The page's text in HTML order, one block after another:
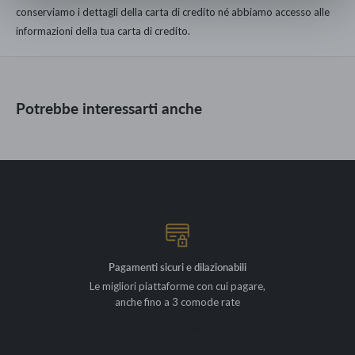
conserviamo i dettagli della carta di credito né abbiamo accesso alle
informazioni della tua carta di credito.
Potrebbe interessarti anche
Pagamenti sicuri e dilazionabili
Le migliori piattaforme con cui pagare,
anche fino a 3 comode rate